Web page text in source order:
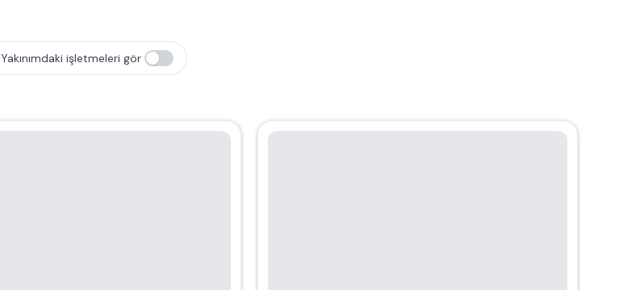
Yakınımdaki işletmeleri gör